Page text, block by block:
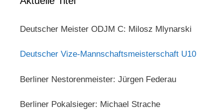
Deutscher Meister ODJM C: Milosz Mlynarski
Deutscher Vize-Mannschaftsmeisterschaft U10
Berliner Nestorenmeister: Jürgen Federau
Berliner Pokalsieger: Michael Strache